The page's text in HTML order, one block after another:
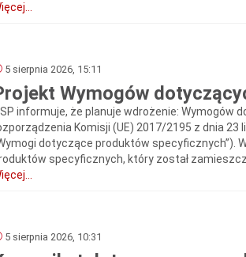
5 sierpnia 2026, 15:11
Wymogów
informuje, że planuje wdrożenie: Wymogów
Komisji (UE) 2017/2195 z dnia
dotyczące produktów specyficznych”).
specyficznych, który został
5 sierpnia 2026, 10:31